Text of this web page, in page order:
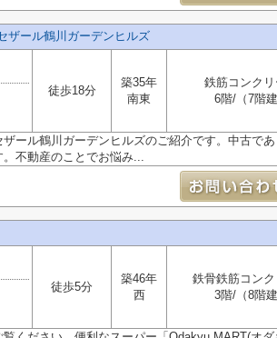
ザール鶴川ガーデンヒルズ
徒歩18分
築35年
南東
鉄筋コンクリ
6階/（7階建
ール鶴川ガーデンヒルズのご紹介です。中古であ
不動産のことでお悩み...
徒歩5分
築46年
西
鉄骨鉄筋コンク
3階/（8階建